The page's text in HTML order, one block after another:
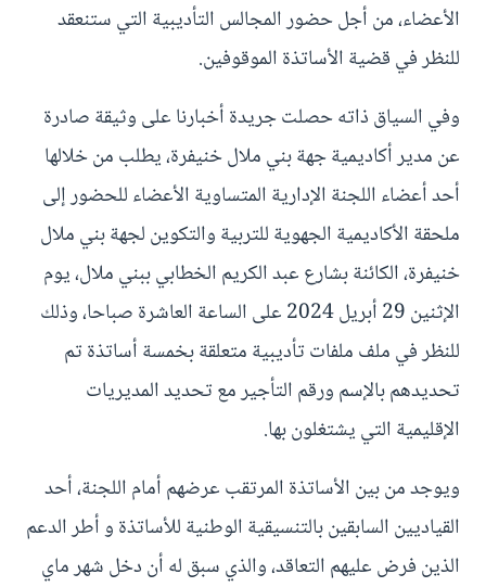
الأعضاء، من أجل حضور المجالس التأديبية التي ستنعقد
للنظر في قضية الأساتذة الموقوفين.
وفي السياق ذاته حصلت جريدة أخبارنا على وثيقة صادرة
عن مدير أكاديمية جهة بني ملال خنيفرة، يطلب من خلالها
أحد أعضاء اللجنة الإدارية المتساوية الأعضاء للحضور إلى
ملحقة الأكاديمية الجهوية للتربية والتكوين لجهة بني ملال
خنيفرة، الكائنة بشارع عبد الكريم الخطابي ببني ملال، يوم
الإثنين 29 أبريل 2024 على الساعة العاشرة صباحا، وذلك
للنظر في ملف ملفات تأديبية متعلقة بخمسة أساتذة تم
تحديدهم بالإسم ورقم التأجير مع تحديد المديريات
الإقليمية التي يشتغلون بها.
ويوجد من بين الأساتذة المرتقب عرضهم أمام اللجنة، أحد
القياديين السابقين بالتنسيقية الوطنية للأساتذة و أطر الدعم
الذين فرض عليهم التعاقد، والذي سبق له أن دخل شهر ماي